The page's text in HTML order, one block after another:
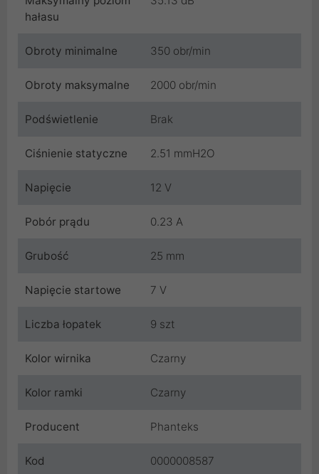
hałasu
Obroty minimalne 350 obr/min
Obroty maksymalne 2000 obr/min
Podświetlenie Brak
Ciśnienie statyczne 2.51 mmH2O
Napięcie 12 V
Pobór prądu 0.23 A
Grubość 25 mm
Napięcie startowe 7 V
Liczba łopatek 9 szt
Kolor wirnika Czarny
Kolor ramki Czarny
Producent Phanteks
Kod 0000008587